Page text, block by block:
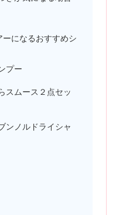
になるおすすめシ
プー
ムース２点セッ
ンノルドライシャ